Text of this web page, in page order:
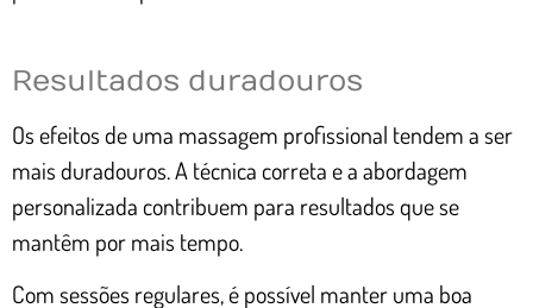
Resultados duradouros
Os efeitos de uma massagem profissional tendem a ser
mais duradouros. A técnica correta e a abordagem
personalizada contribuem para resultados que se
mantêm por mais tempo.
Com sessões regulares, é possível manter uma boa